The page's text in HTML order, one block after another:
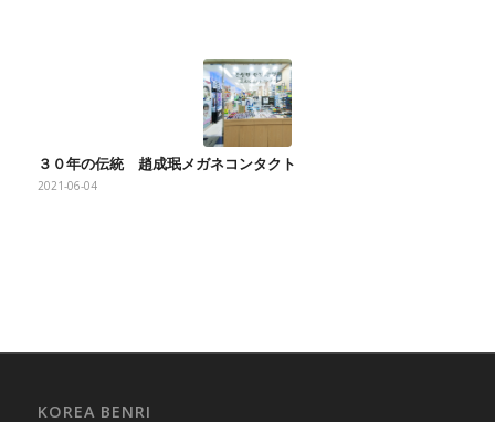
３０年の伝統 趙成珉メガネコンタクト
2021-06-04
KOREA BENRI